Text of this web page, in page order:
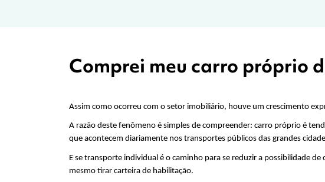
Comprei meu carro próprio
Assim como ocorreu com o setor imobiliário, houve um crescimento
A razão deste fenômeno é simples de compreender: carro próprio é
que acontecem diariamente nos transportes públicos das grandes
E se transporte individual é o caminho para se reduzir a possibilidade
mesmo tirar carteira de habilitação.